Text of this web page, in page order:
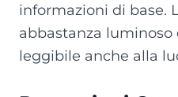
informazioni di base.
abbastanza
leggibile anche alla